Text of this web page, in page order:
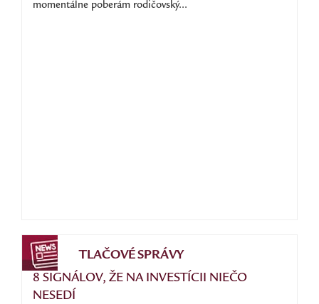
momentálne poberám rodičovský...
TLAČOVÉ SPRÁVY
8 SIGNÁLOV, ŽE NA INVESTÍCII NIEČO
NESEDÍ